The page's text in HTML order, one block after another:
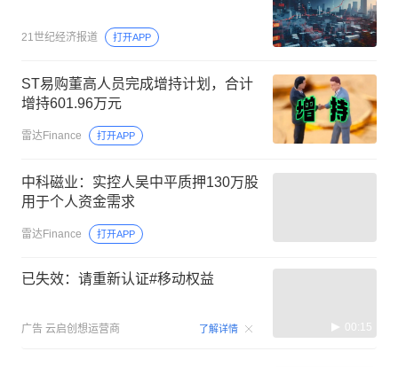
21世纪经济报道 打开APP
ST易购董高人员完成增持计划，合计
增持601.96万元
雷达Finance 打开APP
中科磁业：实控人吴中平质押130万股
用于个人资金需求
雷达Finance 打开APP
已失效：请重新认证#移动权益
广告 云启创想运营商 了解详情 00:15